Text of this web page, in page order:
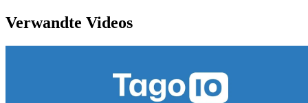
Verwandte Videos